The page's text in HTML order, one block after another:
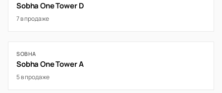
Sobha One Tower D
7 в продаже
SOBHA
Sobha One Tower A
5 в продаже